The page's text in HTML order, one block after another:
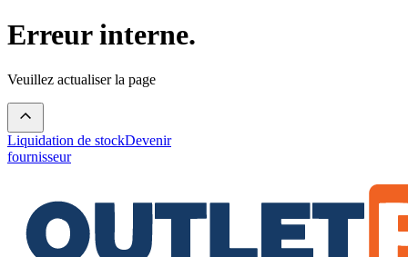
Erreur interne.
Veuillez actualiser la page
Liquidation de stockDevenir
fournisseur